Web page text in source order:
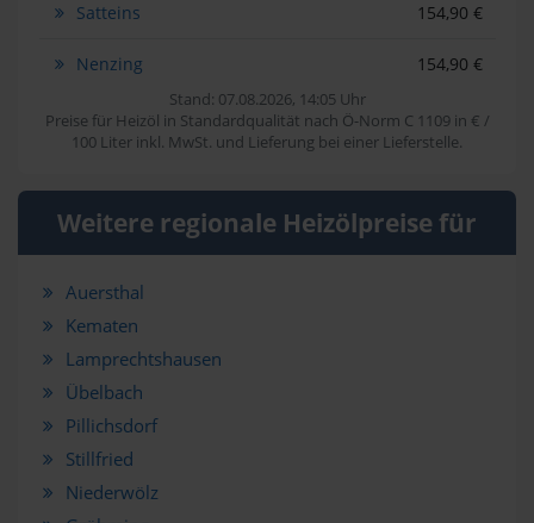
Satteins 154,90 €
Nenzing 154,90 €
Stand: 07.08.2026, 14:05 Uhr
Preise für Heizöl in Standardqualität nach Ö-Norm C 1109 in € /
100 Liter inkl. MwSt. und Lieferung bei einer Lieferstelle.
Weitere regionale Heizölpreise für
Auersthal
Kematen
Lamprechtshausen
Übelbach
Pillichsdorf
Stillfried
Niederwölz